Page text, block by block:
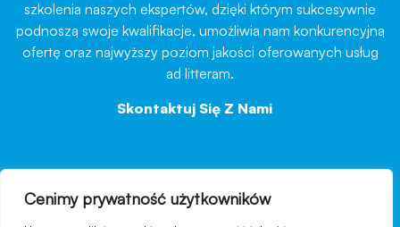
Cenimy prywatność użytkowników
szkolenia naszych ekspertów, dzięki którym sukcesywnie
podnoszą swoje kwalifikacje, umożliwia nam konkurencyjną
ofertę oraz najwyższy poziom jakości oferowanych usług
ad litteram.
Skontaktuj Się Z Nami
nawigacja